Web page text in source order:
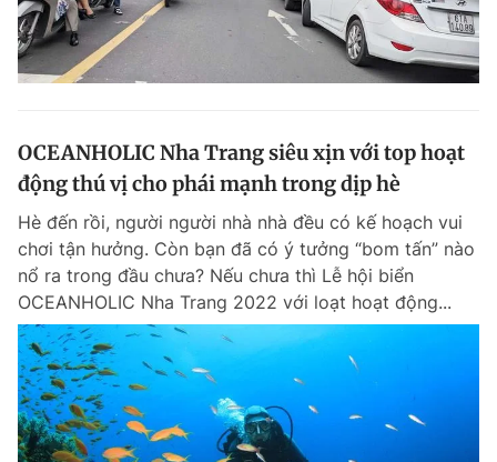
OCEANHOLIC Nha Trang siêu xịn với top hoạt
động thú vị cho phái mạnh trong dịp hè
Hè đến rồi, người người nhà nhà đều có kế hoạch vui
chơi tận hưởng. Còn bạn đã có ý tưởng “bom tấn” nào
nổ ra trong đầu chưa? Nếu chưa thì Lễ hội biển
OCEANHOLIC Nha Trang 2022 với loạt hoạt động...